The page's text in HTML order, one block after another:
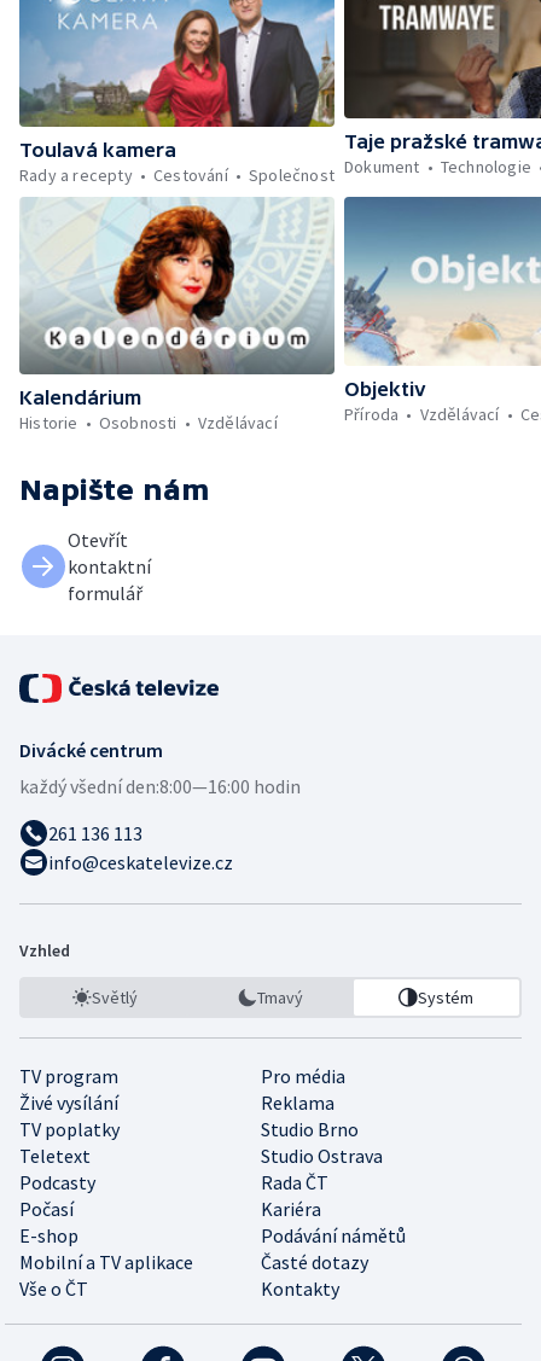
Toulavá kamera
Rady a recepty
Cestování Společnost
Taje pražské
Dokument
Technologie
Kalendárium
Historie
Osobnosti Vzdělávací
Objektiv
Příroda
Vzdělávací
Napište nám
Otevřít
kontaktní
formulář
Divácké centrum
každý všední den:8:00—16:00 hodin
261 136 113
info@ceskatelevize.cz
Vzhled
Světlý Tmavý Systém
TV program
Pro média
Živé vysílání
Reklama
TV poplatky
Studio Brno
Teletext
Studio Ostrava
Podcasty
Rada ČT
Počasí
Kariéra
E-shop
Podávání námětů
Mobilní a TV aplikace
Časté dotazy
Vše o ČT
Kontakty